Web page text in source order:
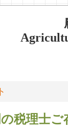
税理士ご